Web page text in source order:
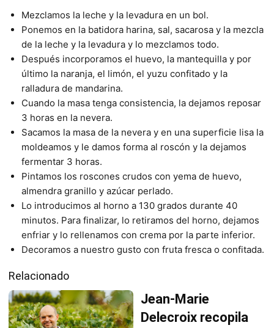
Mezclamos la leche y la levadura en un bol.
Ponemos en la batidora harina, sal, sacarosa y la mezcla
de la leche y la levadura y lo mezclamos todo.
Después incorporamos el huevo, la mantequilla y por
último la naranja, el limón, el yuzu confitado y la
ralladura de mandarina.
Cuando la masa tenga consistencia, la dejamos reposar
3 horas en la nevera.
Sacamos la masa de la nevera y en una superficie lisa la
moldeamos y le damos forma al roscón y la dejamos
fermentar 3 horas.
Pintamos los roscones crudos con yema de huevo,
almendra granillo y azúcar perlado.
Lo introducimos al horno a 130 grados durante 40
minutos. Para finalizar, lo retiramos del horno, dejamos
enfriar y lo rellenamos con crema por la parte inferior.
Decoramos a nuestro gusto con fruta fresca o confitada.
Relacionado
Jean-Marie
Delecroix recopila